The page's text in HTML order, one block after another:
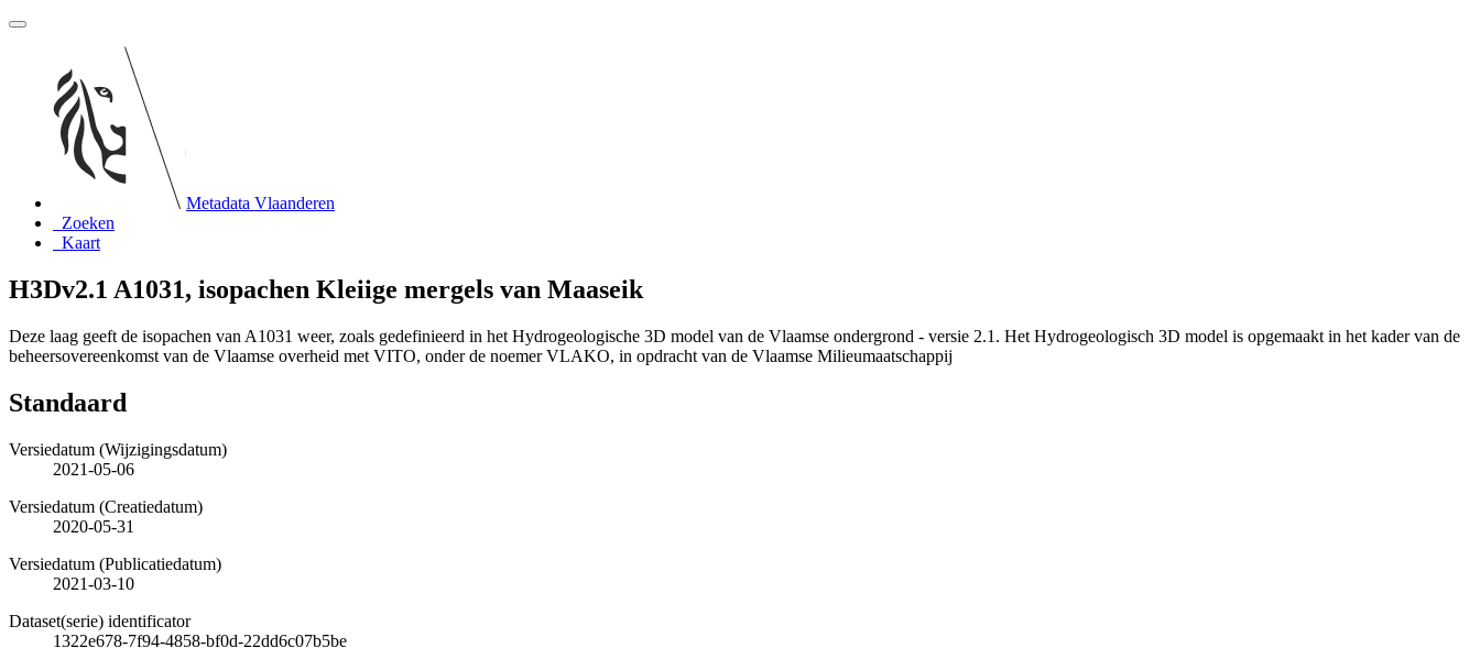
Metadata Vlaanderen
Zoeken
Kaart
H3Dv2.1 A1031, isopachen Kleiige mergels van Maaseik
Deze laag geeft de isopachen van A1031 weer, zoals gedefinieerd in het Hydrogeologische 3D model van de Vlaamse ondergrond - versie 2.1. Het Hydrogeologisch 3D model is opgemaakt in het kader van de
beheersovereenkomst van de Vlaamse overheid met VITO, onder de noemer VLAKO, in opdracht van de Vlaamse Milieumaatschappij
Standaard
Versiedatum (Wijzigingsdatum)
2021-05-06
Versiedatum (Creatiedatum)
2020-05-31
Versiedatum (Publicatiedatum)
2021-03-10
Dataset(serie) identificator
1322e678-7f94-4858-bf0d-22dd6c07b5be